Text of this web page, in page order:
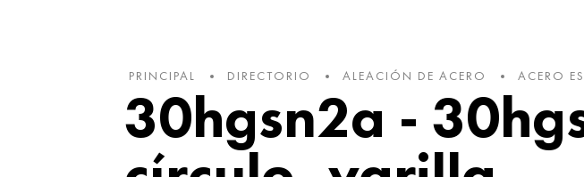
PRINCIPAL DIRECTORIO ALEACIÓN DE ACERO ACERO
30hgsn2a -